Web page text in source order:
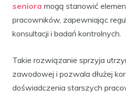
seniora mogą stanowić
pracowników, zapewniając
konsultacji i badań kontrolnych.
Takie rozwiązanie sprzyja
zawodowej i pozwala dłużej
doświadczenia starszych